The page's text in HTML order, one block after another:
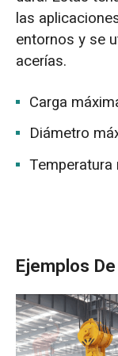
las
entornos y se
acerías.
Carga
Diámetro
Ejemplos